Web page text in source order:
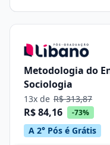
Metodologia do
Sociologia
13x de R$ 313,87
R$ 84,16 -73%
A 2° Pós é Grátis